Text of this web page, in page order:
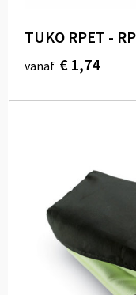
TUKO RPET -
vanaf € 1,74